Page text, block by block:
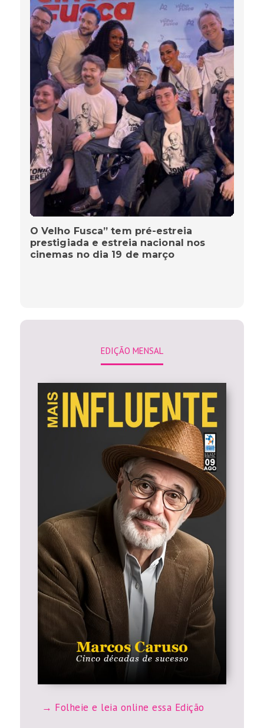
O Velho Fusca” tem pré-estreia
prestigiada e estreia nacional nos
cinemas no dia 19 de março
EDIÇÃO MENSAL
Folheie e leia online essa Edição